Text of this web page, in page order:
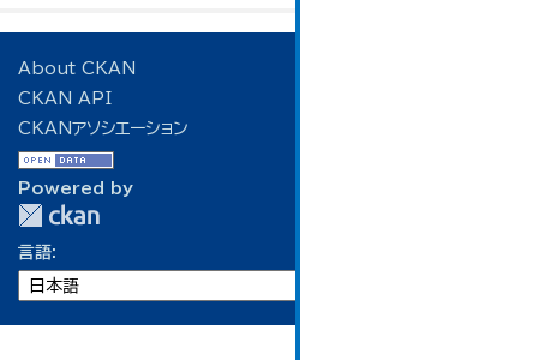
About CKAN
CKAN API
CKANアソシエーション
Powered by
言語